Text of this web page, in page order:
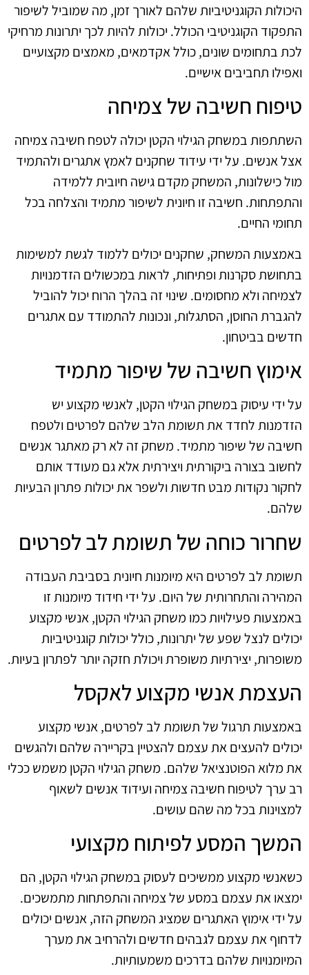
היכולות הקוגניטיביות שלהם לאורך זמן, מה שמוביל לשיפור
התפקוד הקוגניטיבי הכולל. יכולות להיות לכך יתרונות מרחיקי
לכת בתחומים שונים, כולל אקדמאים, מאמצים מקצועיים
ואפילו תחביבים אישיים.
טיפוח חשיבה של צמיחה
השתתפות במשחק הגילוי הקטן יכולה לטפח חשיבה צמיחה
אצל אנשים. על ידי עידוד שחקנים לאמץ אתגרים ולהתמיד
מול כישלונות, המשחק מקדם גישה חיובית ללמידה
והתפתחות. חשיבה זו חיונית לשיפור מתמיד והצלחה בכל
תחומי החיים.
באמצעות המשחק, שחקנים יכולים ללמוד לגשת למשימות
בתחושת סקרנות ופתיחות, לראות במכשולים הזדמנויות
לצמיחה ולא מחסומים. שינוי זה בהלך הרוח יכול להוביל
להגברת החוסן, הסתגלות, ונכונות להתמודד עם אתגרים
חדשים בביטחון.
אימוץ חשיבה של שיפור מתמיד
על ידי עיסוק במשחק הגילוי הקטן, לאנשי מקצוע יש
הזדמנות לחדד את תשומת הלב שלהם לפרטים ולטפח
חשיבה של שיפור מתמיד. משחק זה לא רק מאתגר אנשים
לחשוב בצורה ביקורתית ויצירתית אלא גם מעודד אותם
לחקור נקודות מבט חדשות ולשפר את יכולות פתרון הבעיות
שלהם.
שחרור כוחה של תשומת לב לפרטים
תשומת לב לפרטים היא מיומנות חיונית בסביבת העבודה
המהירה והתחרותית של היום. על ידי חידוד מיומנות זו
באמצעות פעילויות כמו משחק הגילוי הקטן, אנשי מקצוע
יכולים לנצל שפע של יתרונות, כולל יכולות קוגניטיביות
משופרות, יצירתיות משופרת ויכולת חזקה יותר לפתרון בעיות.
העצמת אנשי מקצוע לאקסל
באמצעות תרגול של תשומת לב לפרטים, אנשי מקצוע
יכולים להעצים את עצמם להצטיין בקריירה שלהם ולהגשים
את מלוא הפוטנציאל שלהם. משחק הגילוי הקטן משמש ככלי
רב ערך לטיפוח חשיבה צמיחה ועידוד אנשים לשאוף
למצוינות בכל מה שהם עושים.
המשך המסע לפיתוח מקצועי
כשאנשי מקצוע ממשיכים לעסוק במשחק הגילוי הקטן, הם
ימצאו את עצמם במסע של צמיחה והתפתחות מתמשכים.
על ידי אימוץ האתגרים שמציג המשחק הזה, אנשים יכולים
לדחוף את עצמם לגבהים חדשים ולהרחיב את מערך
המיומנויות שלהם בדרכים משמעותיות.